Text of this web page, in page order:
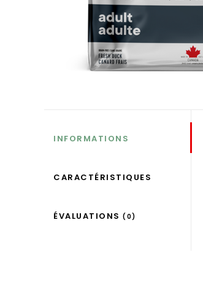
INFORMATIONS
CARACTÉRISTIQUES
ÉVALUATIONS (0)